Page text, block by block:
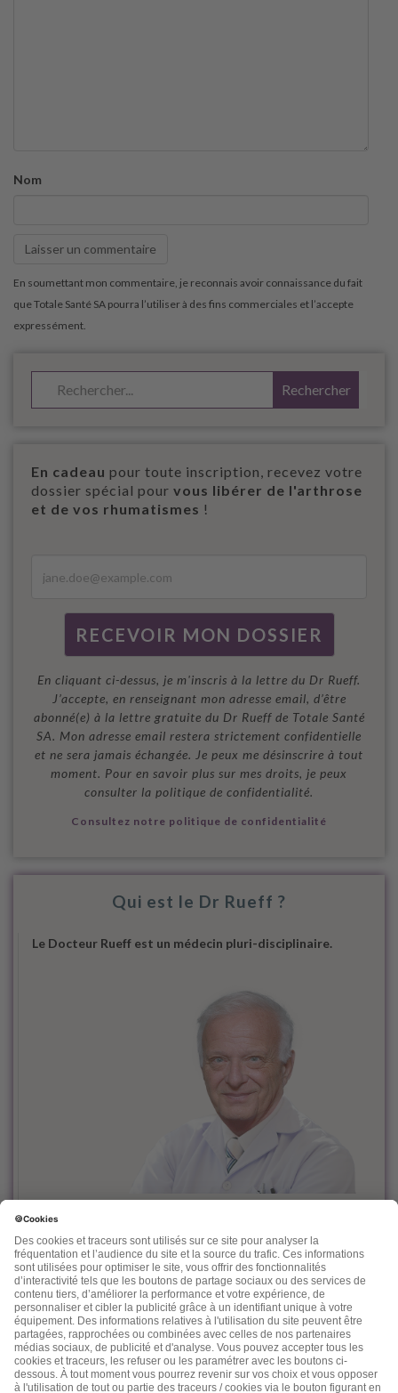
Nom
En cadeau pour toute inscription, recevez votre
dossier spécial pour vous libérer de l'arthrose
et de vos rhumatismes !
En cliquant ci-dessus, je m'inscris à la lettre du Dr Rueff.
J’accepte, en renseignant mon adresse email, d’être
abonné(e) à la lettre gratuite du Dr Rueff de Totale Santé
SA. Mon adresse email restera strictement confidentielle
et ne sera jamais échangée. Je peux me désinscrire à tout
moment. Pour en savoir plus sur mes droits, je peux
consulter la politique de confidentialité.
Consultez notre politique de confidentialité
Qui est le Dr Rueff ?
Le Docteur Rueff est un médecin pluri-disciplinaire.
Le docteur Dominique Rueff, diplômé Universitaire de
Cancérologie, est, depuis des années un fervent défenseur
de la prévention et de l'accompagnement nutritionnel et
environnemental des maladies liées à l'âge.
Désireux de découvrir d'autres thérapeutiques et d'en
mesurer les effets, il n'hésite pas à s'ouvrir vers d'autres
connaissances comme la médecine chinoise, l'homéopathie,
la phytothérapie et quelques autres. Dans ses "lettres" il
nous fait partager son expérience, ses connaissances, ses